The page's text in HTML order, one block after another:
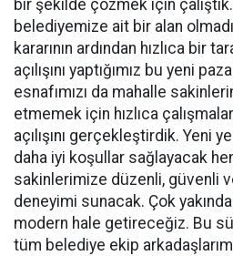
bir şekilde çözmek için
belediyemize ait bir alan
kararının ardından hızlıca bir
açılışını yaptığımız bu yeni
esnafımızı da mahalle
etmemek için hızlıca
açılışını gerçekleştirdik. Yeni
daha iyi koşullar sağlayacak
sakinlerimize düzenli, güvenli
deneyimi sunacak. Çok
modern hale getireceğiz. Bu
tüm belediye ekip